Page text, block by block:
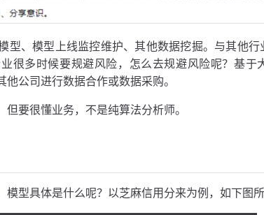
型、模型上线监控维护、其他数据挖掘。与其他
很多时候要规避风险，怎么去规避风险呢？基于
公司进行数据合作或数据采购。
要很懂业务，不是纯算法分析师。
型具体是什么呢？以芝麻信用分来为例，如下图所